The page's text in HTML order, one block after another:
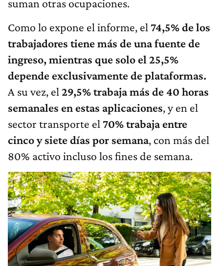
suman otras ocupaciones.
Como lo expone el informe, el 74,5% de los
trabajadores tiene más de una fuente de
ingreso, mientras que solo el 25,5%
depende exclusivamente de plataformas.
A su vez, el 29,5% trabaja más de 40 horas
semanales en estas aplicaciones, y en el
sector transporte el 70% trabaja entre
cinco y siete días por semana, con más del
80% activo incluso los fines de semana.